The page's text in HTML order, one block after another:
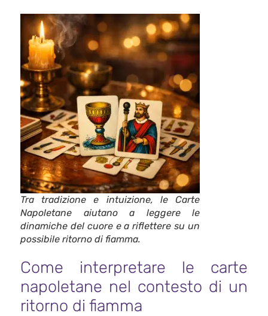
Tra tradizione e intuizione, le Carte
Napoletane aiutano a leggere le
dinamiche del cuore e a riflettere su un
possibile ritorno di fiamma.
Come interpretare le carte
napoletane nel contesto di un
ritorno di fiamma